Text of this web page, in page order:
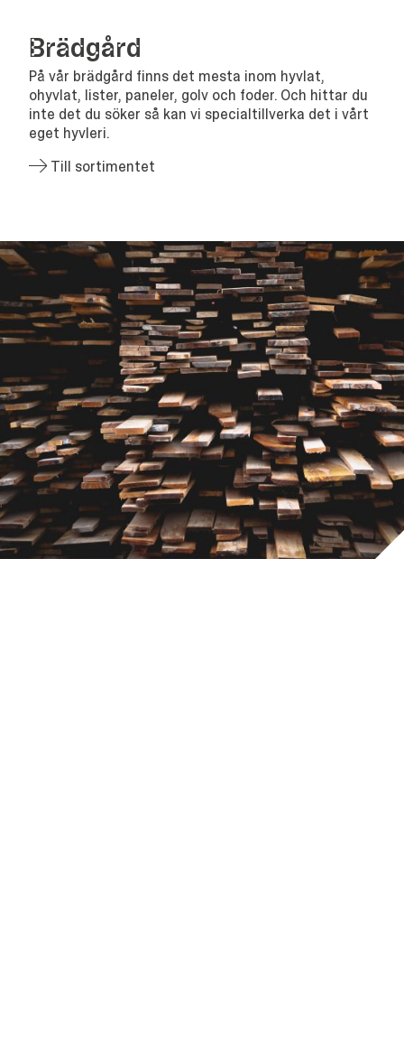
Bräd­gård
På vår brädgård finns det mesta inom hyvlat,
ohyvlat, lister, paneler, golv och foder. Och hittar du
inte det du söker så kan vi specialtillverka det i vårt
eget hyvleri.
Till sortimentet